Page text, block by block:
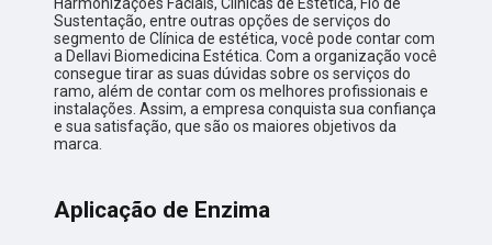
Sustentação, entre outras opções de serviços do
segmento de Clínica de estética, você pode contar com
a Dellavi Biomedicina Estética. Com a organização você
consegue tirar as suas dúvidas sobre os serviços do
ramo, além de contar com os melhores profissionais e
instalações. Assim, a empresa conquista sua confiança
e sua satisfação, que são os maiores objetivos da
marca.
Aplicação de Enzima